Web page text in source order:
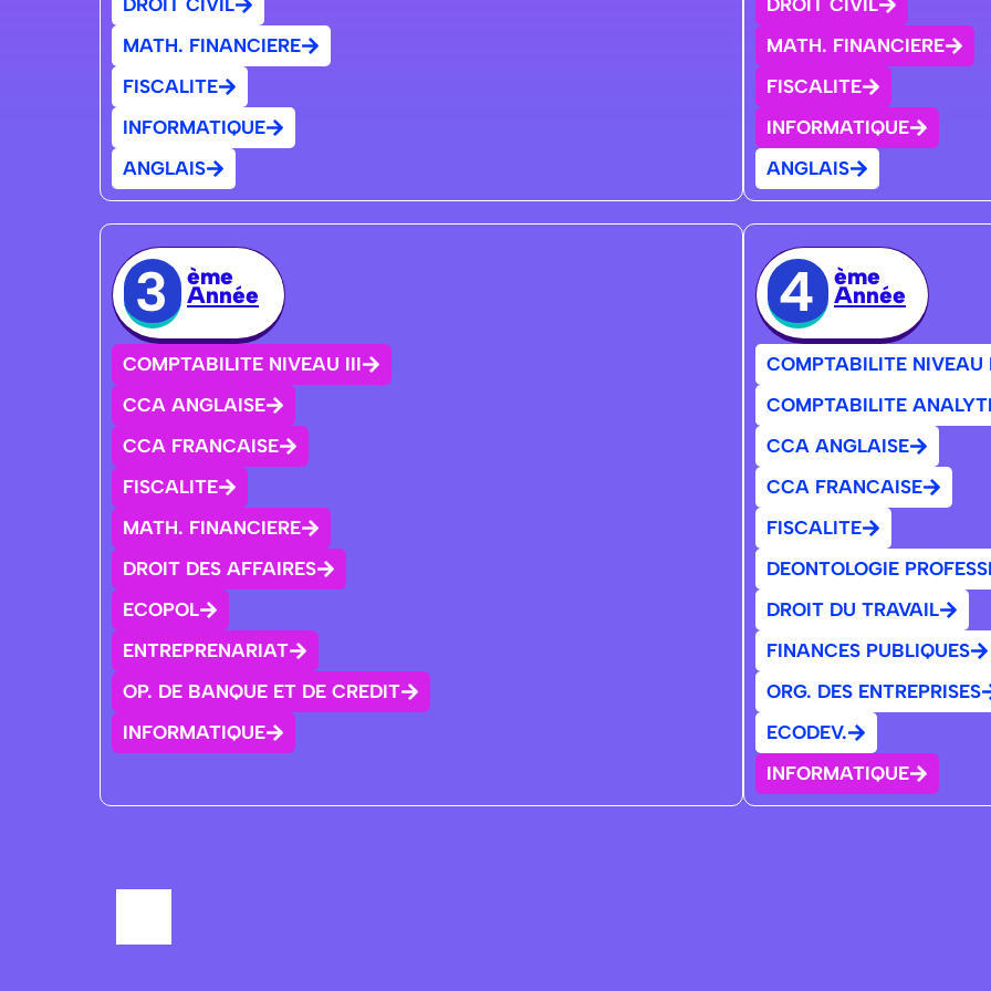
DROIT CIVIL
MATH. FINANCIERE
FISCALITE
INFORMATIQUE
ANGLAIS
DROIT CIVIL
MATH. FINANCIERE
FISCALITE
INFORMATIQUE
ANGLAIS
3 ème
Année
COMPTABILITE NIVEAU III
CCA ANGLAISE
CCA FRANCAISE
FISCALITE
MATH. FINANCIERE
DROIT DES AFFAIRES
ECOPOL
ENTREPRENARIAT
OP. DE BANQUE ET DE CREDIT
INFORMATIQUE
4 ème
Année
COMPTABILITE NIVEAU
COMPTABILITE
CCA ANGLAISE
CCA FRANCAISE
FISCALITE
DEONTOLOGIE
DROIT DU TRAVAIL
FINANCES PUBLIQUES
ORG. DES ENTREPRISES
ECODEV.
INFORMATIQUE